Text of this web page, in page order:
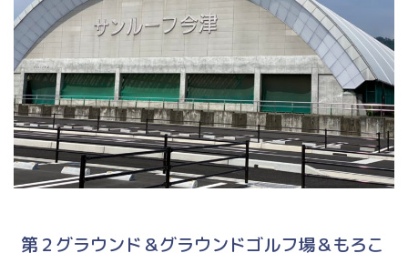
第２グラウンド＆グラウンドゴルフ場＆もろこ